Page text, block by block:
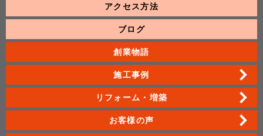
アクセス方法
ブログ
創業物語
施工事例
リフォーム・増築
お客様の声